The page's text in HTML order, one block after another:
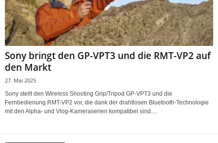
Sony bringt den GP-VPT3 und die RMT-VP2 auf
den Markt
27. Mai 2025
Sony stellt den Wireless Shooting Grip/Tripod GP-VPT3 und die
Fernbedienung RMT-VP2 vor, die dank der drahtlosen Bluetooth-Technologie
mit den Alpha- und Vlog-Kameraserien kompatibel sind....